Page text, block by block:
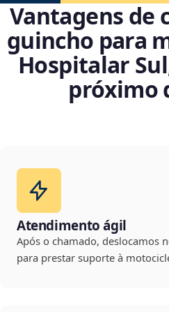
Vantagens de
guincho para
Hospitalar
próximo
Atendimento ágil
Após o chamado, deslocamos
para prestar suporte à